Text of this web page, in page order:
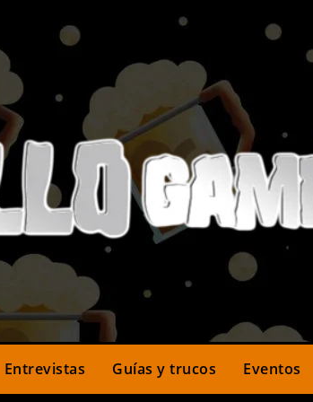
Entrevistas Guías y trucos Eventos